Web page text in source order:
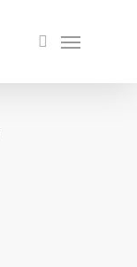
search
Menu